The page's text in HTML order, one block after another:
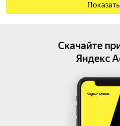
Скачайте
Яндекс